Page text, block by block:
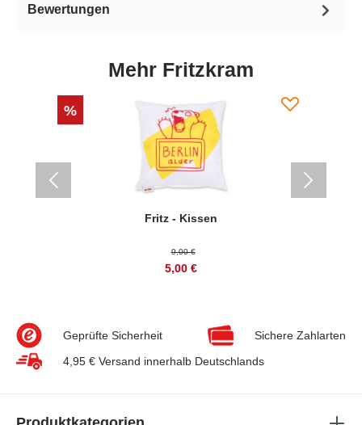
Bewertungen
Mehr Fritzkram
%
Fritz - Kissen
9,00 €
5,00 €
Geprüfte Sicherheit
Sichere Zahlarten
4,95 € Versand innerhalb Deutschlands